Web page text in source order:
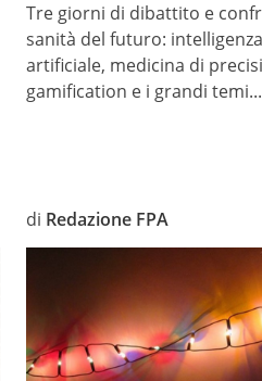
Tre giorni di dibattito e
sanità del futuro: intelligenza
artificiale, medicina di
gamification e i grandi temi...
di Redazione FPA